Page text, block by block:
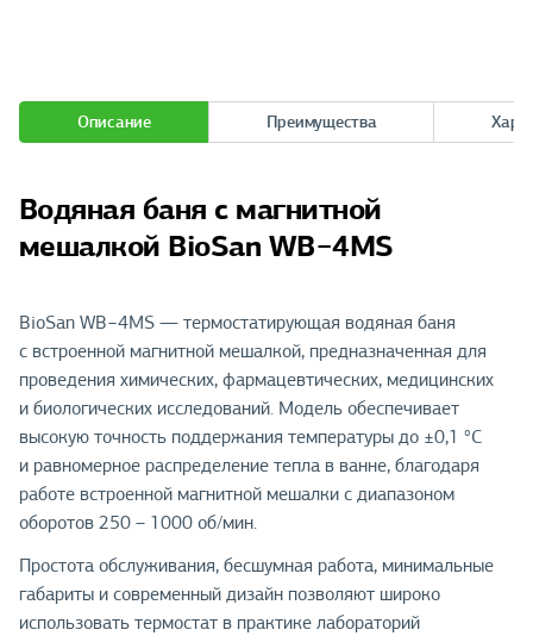
Описание Преимущества
Водяная баня с магнитной
мешалкой BioSan WB−4MS
BioSan WB−4MS — термостатирующая водяная баня
с встроенной магнитной мешалкой, предназначенная для
проведения химических, фармацевтических, медицинских
и биологических исследований. Модель обеспечивает
высокую точность поддержания температуры до ±0,1 °С
и равномерное распределение тепла в ванне, благодаря
работе встроенной магнитной мешалки с диапазоном
оборотов 250 – 1000 об/мин.
Простота обслуживания, бесшумная работа, минимальные
габариты и современный дизайн позволяют широко
использовать термостат в практике лабораторий